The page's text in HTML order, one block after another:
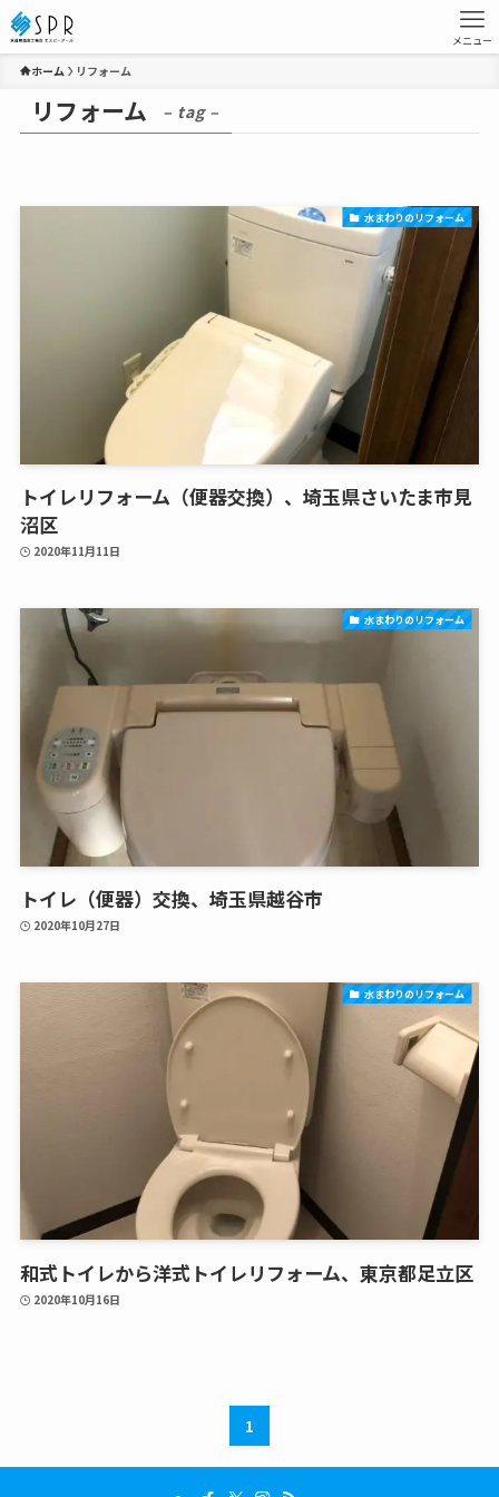
メニュー
ホーム リフォーム
リフォーム – tag –
水まわりのリフォーム
トイレリフォーム（便器交換）、埼玉県さいたま市見
沼区
2020年11月11日
水まわりのリフォーム
トイレ（便器）交換、埼玉県越谷市
2020年10月27日
水まわりのリフォーム
和式トイレから洋式トイレリフォーム、東京都足立区
2020年10月16日
1